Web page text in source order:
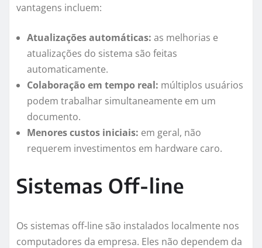
vantagens incluem:
Atualizações automáticas: as melhorias e
atualizações do sistema são feitas
automaticamente.
Colaboração em tempo real: múltiplos usuários
podem trabalhar simultaneamente em um
documento.
Menores custos iniciais: em geral, não
requerem investimentos em hardware caro.
Sistemas Off-line
Os sistemas off-line são instalados localmente nos
computadores da empresa. Eles não dependem da